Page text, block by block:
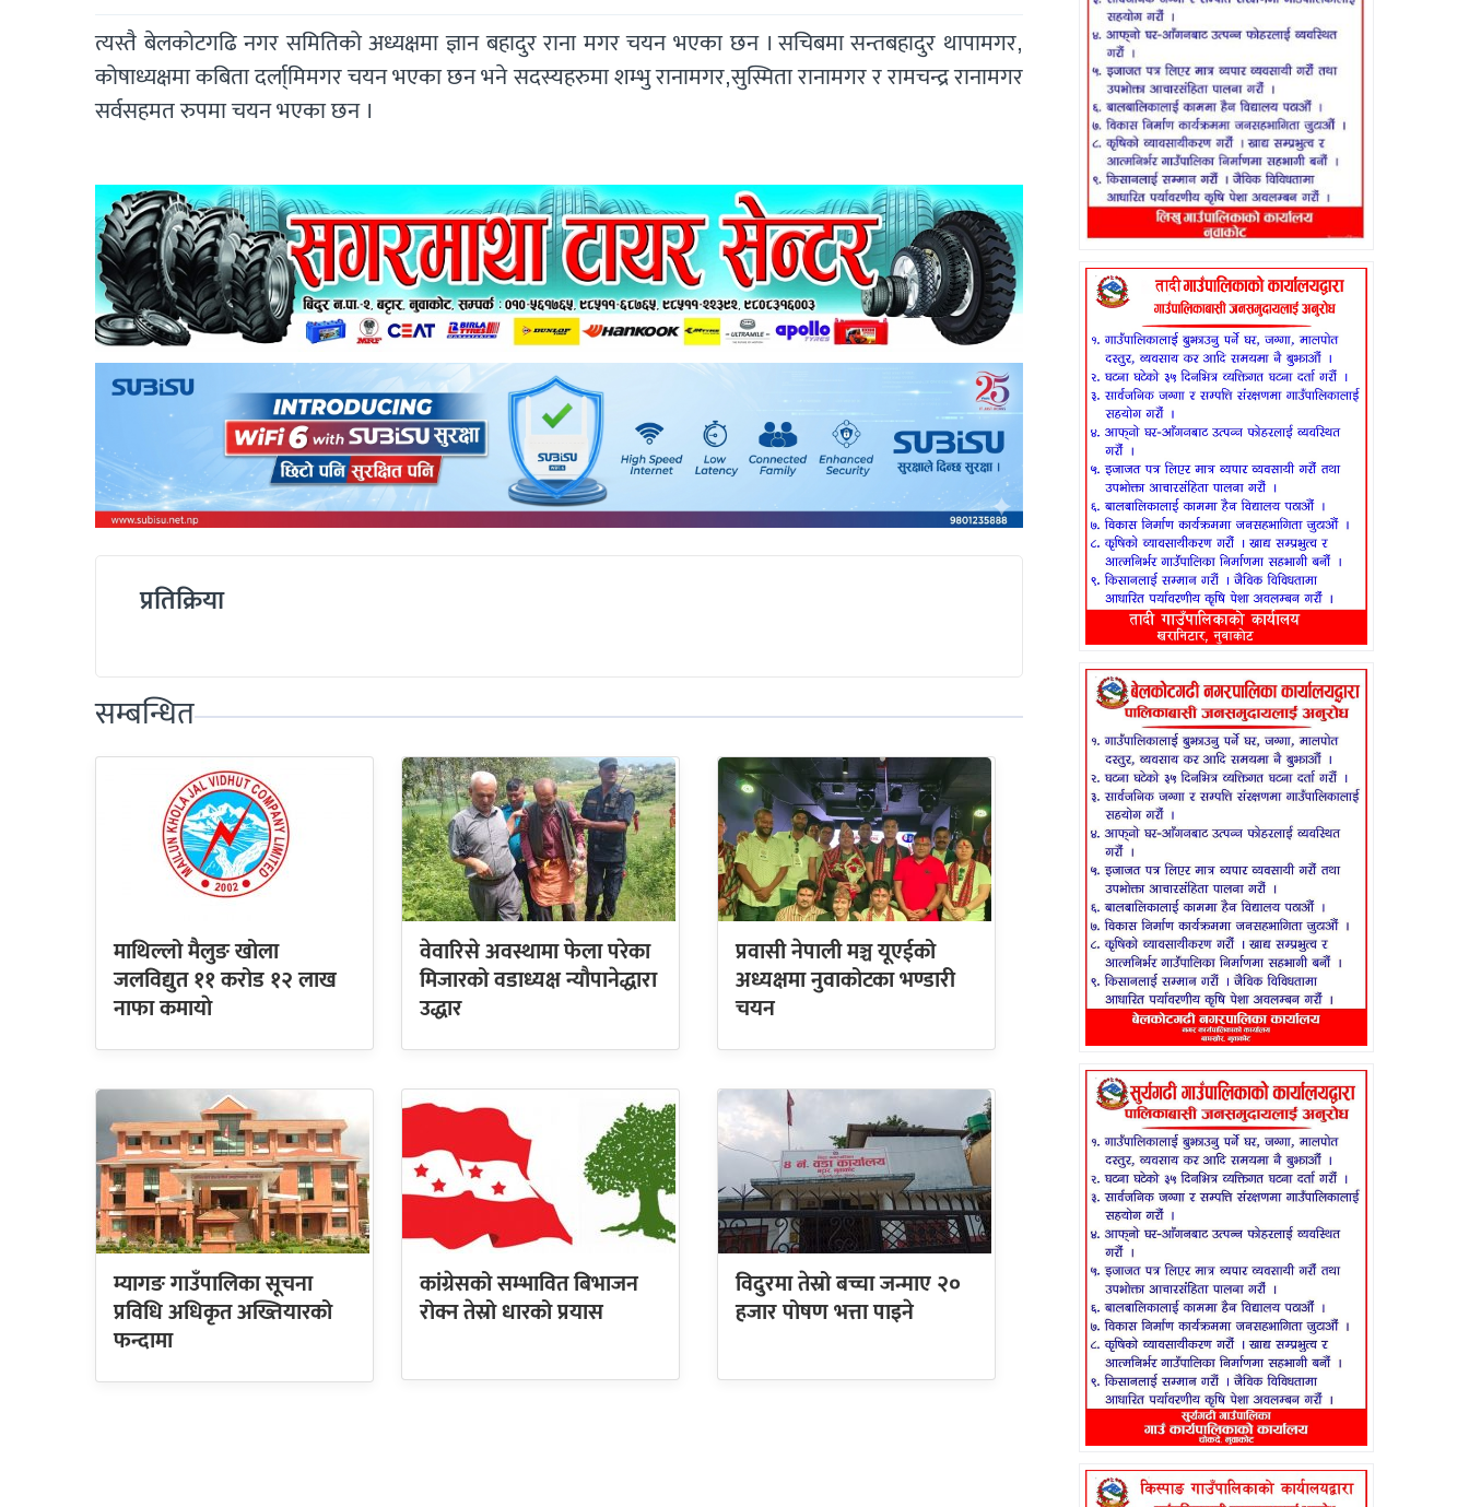
त्यस्तै बेलकोटगढि नगर समितिको अध्यक्षमा ज्ञान बहादुर राना मगर चयन भएका छन । सचिबमा सन्तबहादुर थापामगर,
कोषाध्यक्षमा कबिता दर्ला्मिमगर चयन भएका छन भने सदस्यहरुमा शम्भु रानामगर,सुस्मिता रानामगर र रामचन्द्र रानामगर
सर्वसहमत रुपमा चयन भएका छन ।
प्रतिक्रिया
सम्बन्धित
प्रवासी नेपाली मञ्च यूएईको
अध्यक्षमा नुवाकोटका भण्डारी
चयन
माथिल्लो मैलुङ खोला
जलविद्युत ११ करोड १२ लाख
नाफा कमायाे
वेवारिसे अवस्थामा फेला परेका
मिजारको वडाध्यक्ष न्यौपानेद्धारा
उद्धार
म्यागङ गाउँपालिका सूचना
प्रविधि अधिकृत अख्तियारको
फन्दामा
कांग्रेसको सम्भावित बिभाजन
रोक्न तेस्रो धारको प्रयास
विदुरमा तेस्रो बच्चा जन्माए २०
हजार पोषण भत्ता पाइने